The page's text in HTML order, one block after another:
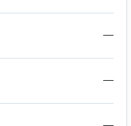
—
—